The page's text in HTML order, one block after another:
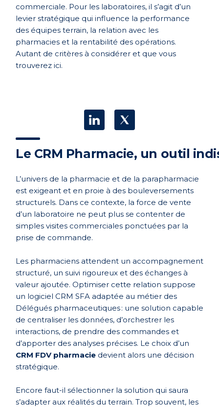
commerciale. Pour les laboratoires, il s’agit d’un
levier stratégique qui influence la performance
des équipes terrain, la relation avec les
pharmacies et la rentabilité des opérations.
Autant de critères à considérer et que vous
trouverez ici.
Le CRM Pharmacie, un outil
L’univers de la pharmacie et de la parapharmacie
est exigeant et en proie à des bouleversements
structurels. Dans ce contexte, la force de vente
d’un laboratoire ne peut plus se contenter de
simples visites commerciales ponctuées par la
prise de commande.
Les pharmaciens attendent un accompagnement
structuré, un suivi rigoureux et des échanges à
valeur ajoutée. Optimiser cette relation suppose
un logiciel CRM SFA adaptée au métier des
Délégués pharmaceutiques : une solution capable
de centraliser les données, d’orchestrer les
interactions, de prendre des commandes et
d’apporter des analyses précises. Le choix d’un
CRM FDV pharmacie devient alors une décision
stratégique.
Encore faut-il sélectionner la solution qui saura
s’adapter aux réalités du terrain. Trop souvent, les